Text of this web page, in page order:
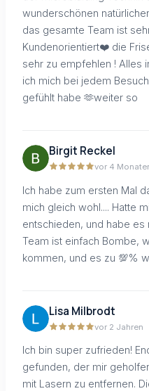
wunderschönen
das gesamte Team ist
Kundenorientiert❤️ die
sehr zu empfehlen ! Alles
ich mich bei jedem
gefühlt habe 🫶weiter so
Birgit Reckel
vor 4
Ich habe zum ersten Mal
mich gleich wohl.... Hatte
entschieden, und habe es
Team ist einfach Bombe,
kommen, und es zu 💯%
Lisa Milbrodt
vor 2 Jahren
Ich bin super zufrieden!
gefunden, der mir
mit Lasern zu entfernen.